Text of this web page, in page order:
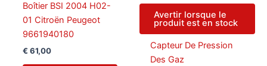
Boîtier BSI 2004 H02-
01 Citroën Peugeot
9661940180
€ 61,00
Avertir lorsque le
produit est en stock
Capteur De Pression
Des Gaz